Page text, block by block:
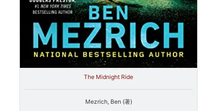
The Midnight Ride
Mezrich, Ben (著)